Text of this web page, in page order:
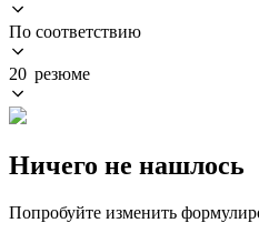
По соответствию
20 резюме
Ничего не нашлось
Попробуйте изменить